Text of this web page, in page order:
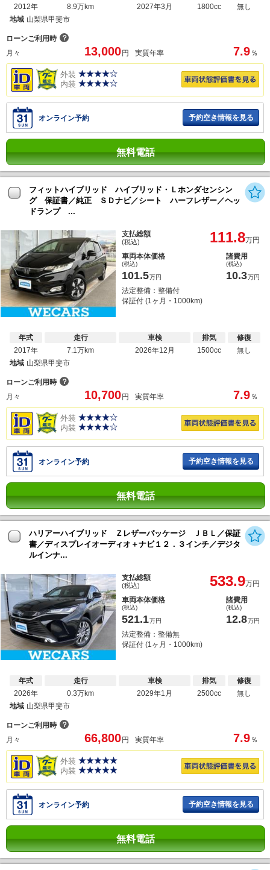
2012年 8.9万km 2027年3月 1800cc
無し
地域 山梨県甲斐市
ローンご利用時 ？
月々
13,000 円 実質年率 7.9 ％
外装
内装
オンライン予約 予約空き情報を見る
無料電話
フィットハイブリッド ハイブリッド・Ｌホンダセンシン
グ 保証書／純正 ＳＤナビ／シート ハーフレザー／ヘッ
ドランプ ...
支払総額
(税込) 111.8万円
車両本体価格
(税込)
101.5万円
諸費用
(税込)
10.3万円
法定整備：整備付
保証付 (1ヶ月・1000km)
年式
2017年
走行
7.1万km
車検
2026年12月
排気
1500cc
修復
無し
地域 山梨県甲斐市
ローンご利用時 ？
月々
10,700円 実質年率 7.9 ％
外装
内装
オンライン予約 予約空き情報を見る
無料電話
ハリアーハイブリッド Ｚレザーパッケージ ＪＢＬ／保証
書／ディスプレイオーディオ＋ナビ１２．３インチ／デジタ
ルインナ...
支払総額
(税込) 533.9万円
車両本体価格
(税込)
521.1万円
諸費用
(税込)
12.8万円
法定整備：整備無
保証付 (1ヶ月・1000km)
年式
2026年
走行
0.3万km
車検
2029年1月
排気
2500cc
修復
無し
地域 山梨県甲斐市
ローンご利用時 ？
月々
66,800円 実質年率 7.9 ％
外装
内装
オンライン予約 予約空き情報を見る
無料電話